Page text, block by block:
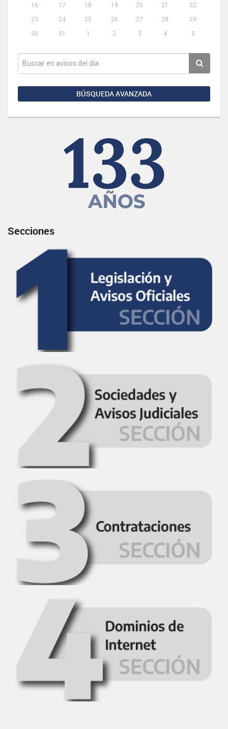
16
17 18 19 20 21
22
23
24 25 26 27 28
29
30
31 1 2 3 4 5
BÚSQUEDA AVANZADA
Secciones